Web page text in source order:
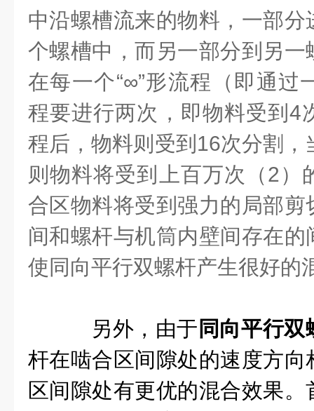
中沿螺槽流来的物料，一部
个螺槽中，而另一部分到另
在每一个“∞”形流程（即通过
程要进行两次，即物料受到4
程后，物料则受到16次分割，
则物料将受到上百万次（2）
合区物料将受到强力的局部
间和螺杆与机筒内壁间存在
使同向平行双螺杆产生很好的
另外，由于 同向平行
杆在啮合区间隙处的速度方
区间隙处有更优的混合效果